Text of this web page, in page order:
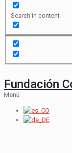
Search in content
Fundación
Menú